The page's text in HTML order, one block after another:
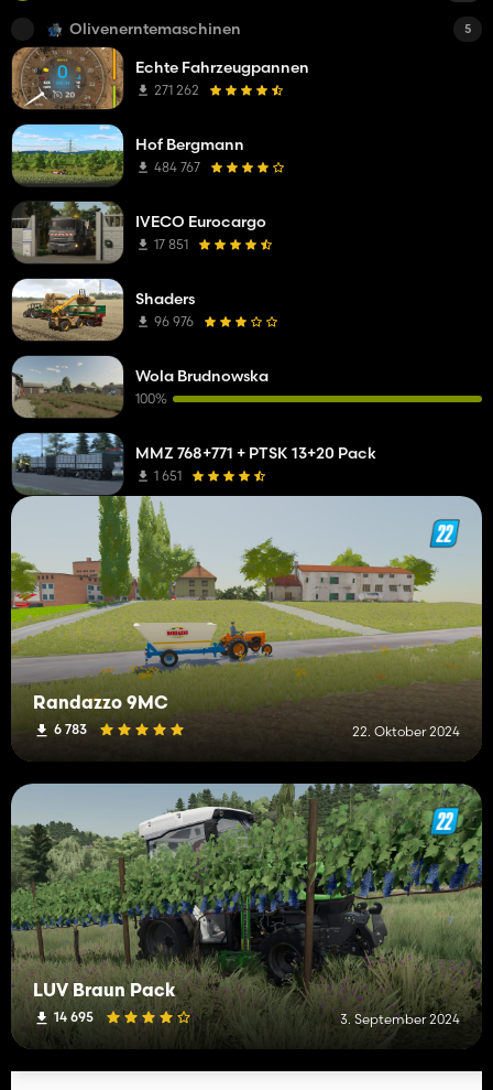
Randazzo 9MC
6 783 22. Oktober 2024
LUV Braun Pack
14 695 3. September 2024
Olivenerntemaschinen 5
Echte Fahrzeugpannen
271 262
Hof Bergmann
484 767
IVECO Eurocargo
17 851
Shaders
96 976
Wola Brudnowska
100%
MMZ 768+771 + PTSK 13+20 Pack
1 651